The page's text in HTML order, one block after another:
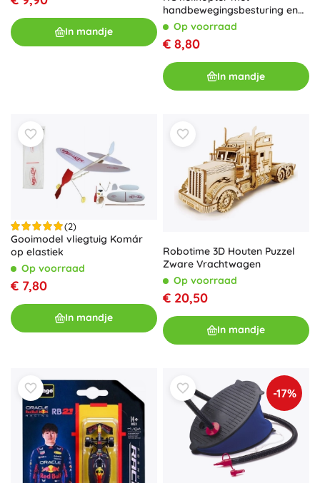
In mandje
handbewegingsbesturing en
USB-opladen, 16 cm
Op voorraad
€ 8,80
In mandje
(2)
Gooimodel vliegtuig Komár
op elastiek
Op voorraad
€ 7,80
In mandje
Robotime 3D Houten Puzzel
Zware Vrachtwagen
Op voorraad
€ 20,50
In mandje
-17%